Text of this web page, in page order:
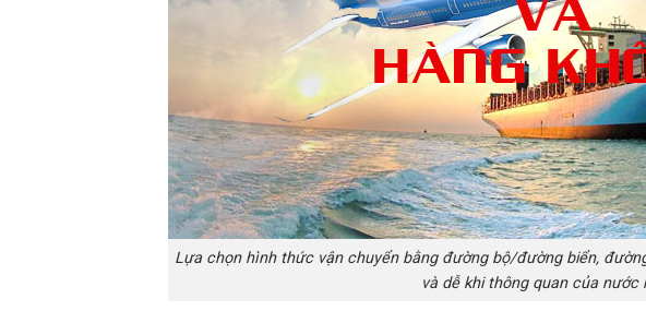
Lựa chọn hình thức vận chuyển bằng đường bộ/đường biển,
và dễ khi thông quan của nước